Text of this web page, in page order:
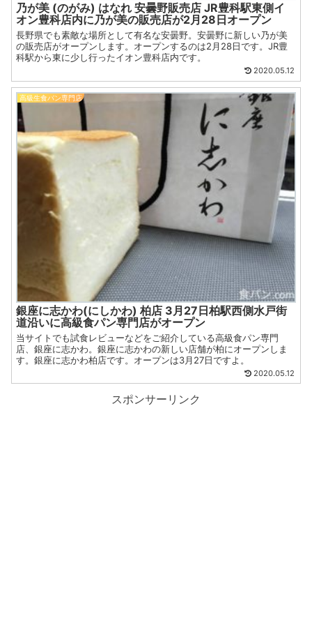
乃が美 (のがみ) はなれ 安曇野販売店 JR豊科駅東側イ
オン豊科店内に乃が美の販売店が2月28日オープン
長野県でも素敵な場所として有名な安曇野。安曇野に新しい乃が美
の販売店がオープンします。オープンするのは2月28日です。JR豊
科駅から東に少し行ったイオン豊科店内です。
2020.05.12
高級生食パン専門店
銀座に志かわ(にしかわ) 柏店 3月27日柏駅西側水戸街
道沿いに高級食パン専門店がオープン
当サイトでも試食レビューなどをご紹介している高級食パン専門
店、銀座に志かわ。銀座に志かわの新しい店舗が柏にオープンしま
す。銀座に志かわ柏店です。オープンは3月27日ですよ。
2020.05.12
スポンサーリンク